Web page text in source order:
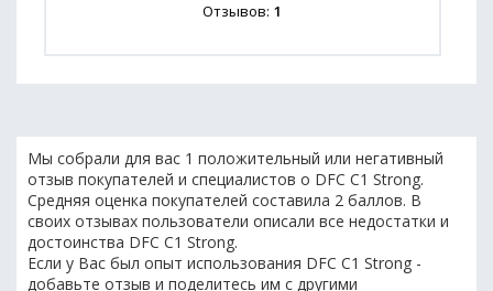
Отзывов: 1
Мы собрали для вас 1 положительный или негативный
отзыв покупателей и специалистов о DFC C1 Strong.
Средняя оценка покупателей составила 2 баллов. В
своих отзывах пользователи описали все недостатки и
достоинства DFC C1 Strong.
Если у Вас был опыт использования DFC C1 Strong -
добавьте отзыв и поделитесь им с другими